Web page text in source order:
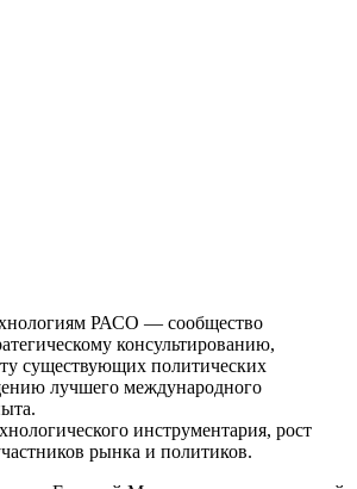
РАСО — сообщество
консультированию,
существующих политических
лучшего международного
инструментария, рост
рынка и политиков.